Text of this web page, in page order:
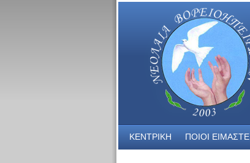
ΚΕΝΤΡΙΚΗ ΠΟΙΟΙ ΕΙΜΑΣΤΕ